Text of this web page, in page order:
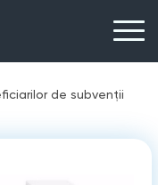
de subvenţii